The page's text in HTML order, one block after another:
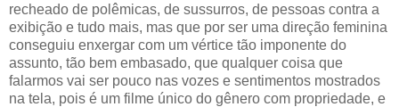
recheado de polêmicas, de sussurros, de pessoas contra a
exibição e tudo mais, mas que por ser uma direção feminina
conseguiu enxergar com um vértice tão imponente do
assunto, tão bem embasado, que qualquer coisa que
falarmos vai ser pouco nas vozes e sentimentos mostrados
na tela, pois é um filme único do gênero com propriedade, e